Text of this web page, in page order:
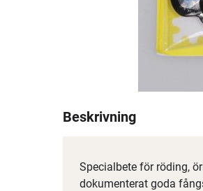
Beskrivning
Specialbete för röding,
dokumenterat goda